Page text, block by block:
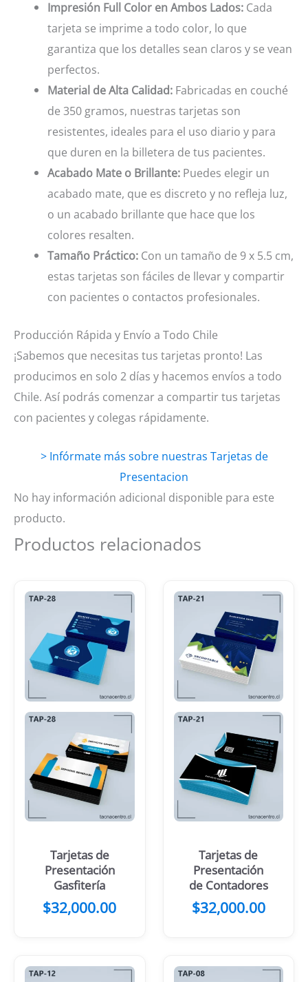
Impresión Full Color en Ambos Lados: Cada
tarjeta se imprime a todo color, lo que
garantiza que los detalles sean claros y se vean
perfectos.
Material de Alta Calidad: Fabricadas en couché
de 350 gramos, nuestras tarjetas son
resistentes, ideales para el uso diario y para
que duren en la billetera de tus pacientes.
Acabado Mate o Brillante: Puedes elegir un
acabado mate, que es discreto y no refleja luz,
o un acabado brillante que hace que los
colores resalten.
Tamaño Práctico: Con un tamaño de 9 x 5.5 cm,
estas tarjetas son fáciles de llevar y compartir
con pacientes o contactos profesionales.
Producción Rápida y Envío a Todo Chile
¡Sabemos que necesitas tus tarjetas pronto! Las
producimos en solo 2 días y hacemos envíos a todo
Chile. Así podrás comenzar a compartir tus tarjetas
con pacientes y colegas rápidamente.
> Infórmate más sobre nuestras Tarjetas de
Presentacion
No hay información adicional disponible para este
producto.
Productos relacionados
Tarjetas de
Presentación
Gasfitería
$32,000.00
Tarjetas de
Presentación
de Contadores
$32,000.00